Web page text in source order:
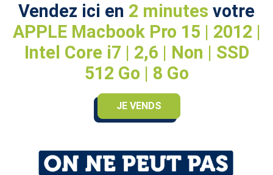
Vendez ici en 2 minutes votre
APPLE Macbook Pro 15 | 2012 |
Intel Core i7 | 2,6 | Non | SSD
512 Go | 8 Go
JE VENDS